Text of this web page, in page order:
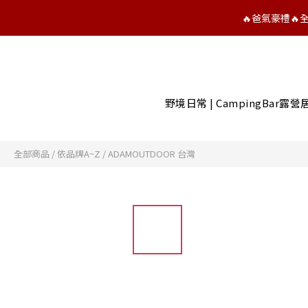
🔥爸氣豪禮🔥
野境日常 | CampingBar露營
全部商品 /依品牌A~Z /ADAMOUTDOOR 台灣